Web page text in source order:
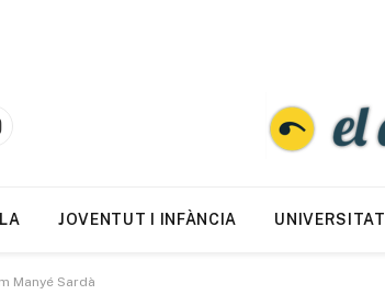
JOVENTUT I INFÀNCIA UNIVERSITAT
Manyé Sardà